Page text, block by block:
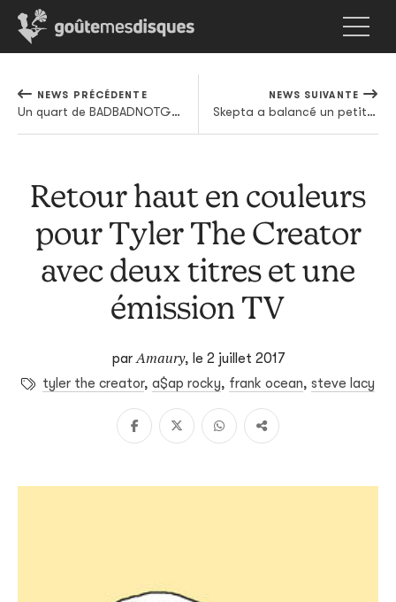
NEWS PRÉCÉDENTE
Un quart de BADBADNOTGOOD prend temporairement la poudre d'escampette
NEWS SUIVANTE
Skepta a balancé un petit inédit
Retour haut en couleurs
pour Tyler The Creator
avec deux titres et une
émission TV
parAmaury, le 2 juillet 2017
tyler the creator, a$ap rocky, frank ocean, steve lacy